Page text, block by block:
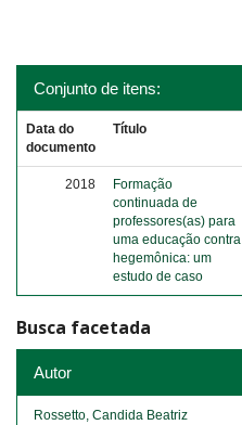
Conjunto de itens:
Data do
documento
Título
2018
Formação
continuada de
professores(as) para
uma educação contra
hegemônica: um
estudo de caso
Busca facetada
Autor
Rossetto, Candida Beatriz